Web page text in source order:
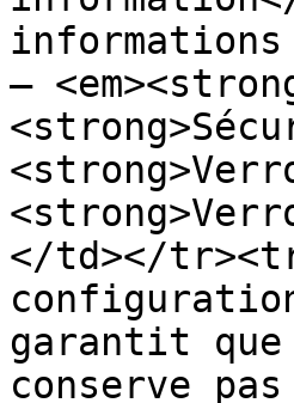
informations
–
</td></
garantit
conserve